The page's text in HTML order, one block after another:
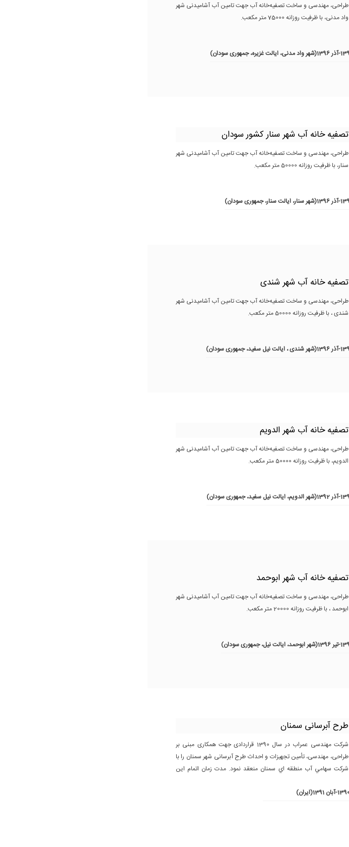
طراحی، مهندسی و ساخت تصفیه‌خانه آب جهت تامین آب آشامیدنی شهر
واد مدنی، با ظرفیت روزانه 75000 متر مکعب.
تصفیه خانه آب شهر سنار کشور سودان
طراحی، مهندسی و ساخت تصفیه‌خانه آب جهت تامین آب آشامیدنی شهر
سنار، با ظرفیت روزانه 50000 متر مکعب.
تصفیه خانه آب شهر شندی
طراحی، مهندسی و ساخت تصفیه‌خانه آب جهت تامین آب آشامیدنی شهر
شندی ، با ظرفیت روزانه 50000 متر مکعب.
تصفیه خانه آب شهر الدویم
طراحی، مهندسی و ساخت تصفیه‌خانه آب جهت تامین آب آشامیدنی شهر
الدویم، با ظرفیت روزانه 50000 متر مکعب.
تصفیه خانه آب شهر ابوحمد
طراحی، مهندسی و ساخت تصفیه‌خانه آب جهت تامین آب آشامیدنی شهر
ابوحمد ، با ظرفیت روزانه 20000 متر مکعب.
طرح آبرسانی سمنان
شرکت مهندسی عمراب در سال 1390 قراردادی جهت همکاری مبنی بر
طراحی، مهندسی، تأمین تجهیزات و احداث طرح آبرسانی شهر سمنان را با
شركت سهامي آب منطقه اي سمنان منعقد نمود. مدت زمان اتمام این